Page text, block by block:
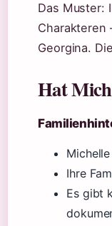
Das Muster:
Charakteren
Georgina.
Hat
Ihre
Es gibt